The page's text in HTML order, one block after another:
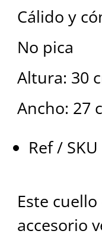
Cálido y
No pica
Altura: 30
Ancho: 27
Ref / SKU
Este
accesorio